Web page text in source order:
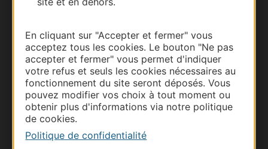
En cliquant sur "Accepter et fermer" vous
acceptez tous les cookies. Le bouton "Ne pas
accepter et fermer" vous permet d'indiquer
votre refus et seuls les cookies nécessaires au
fonctionnement du site seront déposés. Vous
pouvez modifier vos choix à tout moment ou
obtenir plus d'informations via notre politique
de cookies.
Politique de confidentialité
Thermalisme